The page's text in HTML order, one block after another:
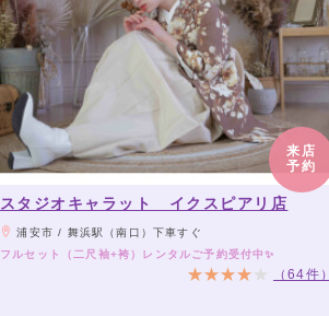
来店
予約
スタジオキャラット イクスピアリ店
浦安市 / 舞浜駅（南口）下車すぐ
フルセット（二尺袖+袴）レンタルご予約受付中✨
（64件）